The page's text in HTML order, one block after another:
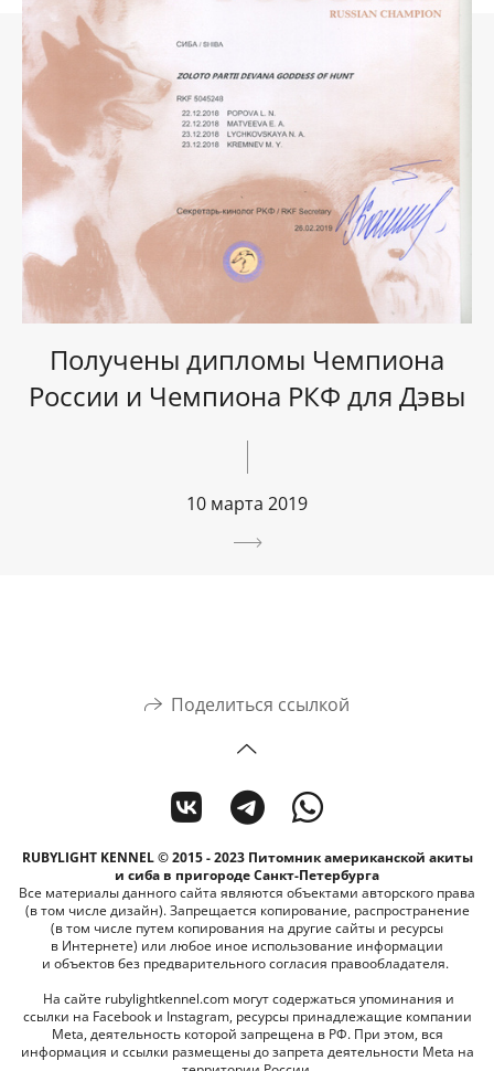
Получены дипломы Чемпиона
России и Чемпиона РКФ для Дэвы
10 марта 2019
Поделиться ссылкой
RUBYLIGHT KENNEL © 2015 - 2023 Питомник американской акиты
и сиба в пригороде Санкт-Петербурга
Все материалы данного сайта являются объектами авторского права
(в том числе дизайн). Запрещается копирование, распространение
(в том числе путем копирования на другие сайты и ресурсы
в Интернете) или любое иное использование информации
и объектов без предварительного согласия правообладателя.
На сайте rubylightkennel.com могут содержаться упоминания и
ссылки на Facebook и Instagram, ресурсы принадлежащие компании
Meta, деятельность которой запрещена в РФ. При этом, вся
информация и ссылки размещены до запрета деятельности Meta на